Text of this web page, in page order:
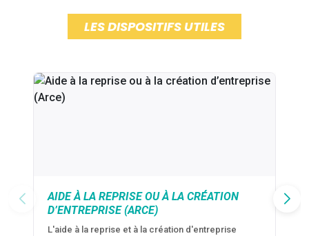
LES DISPOSITIFS UTILES
AIDE À LA REPRISE OU À LA CRÉATION
D’ENTREPRISE (ARCE)
L'aide à la reprise et à la création d'entreprise